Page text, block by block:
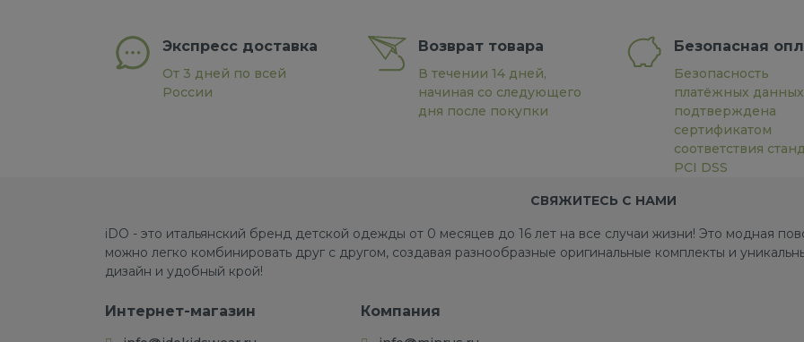
Экспресс доставка
От 3 дней по всей
России
Возврат товара
В течении 14 дней,
начиная со следующего
дня после покупки
Безопасная
Безопасность
платёжных данных
подтверждена
сертификатом
соответствия
PCI DSS
СВЯЖИТЕСЬ С НАМИ
iDO - это итальянский бренд детской одежды от 0 месяцев до 16 лет на все случаи жизни! Это модная
можно легко комбинировать друг с другом, создавая разнообразные оригинальные комплекты и
дизайн и удобный крой!
Интернет-магазин Компания